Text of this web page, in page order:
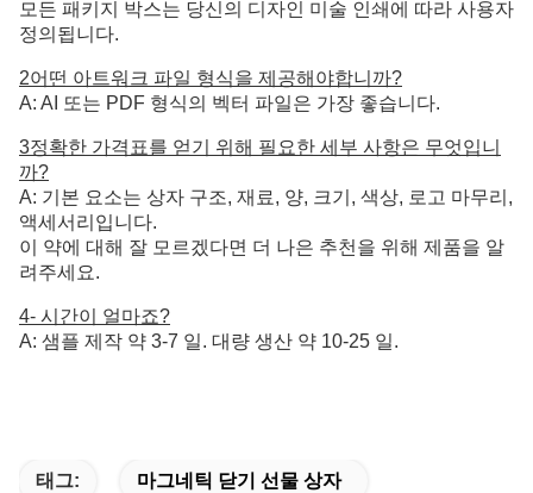
모든 패키지 박스는 당신의 디자인 미술 인쇄에 따라 사용자
정의됩니다.
2어떤 아트워크 파일 형식을 제공해야합니까?
A: AI 또는 PDF 형식의 벡터 파일은 가장 좋습니다.
3정확한 가격표를 얻기 위해 필요한 세부 사항은 무엇입니
까?
A: 기본 요소는 상자 구조, 재료, 양, 크기, 색상, 로고 마무리,
액세서리입니다.
이 약에 대해 잘 모르겠다면 더 나은 추천을 위해 제품을 알
려주세요.
4- 시간이 얼마죠?
A: 샘플 제작 약 3-7 일. 대량 생산 약 10-25 일.
태그: 마그네틱 닫기 선물 상자